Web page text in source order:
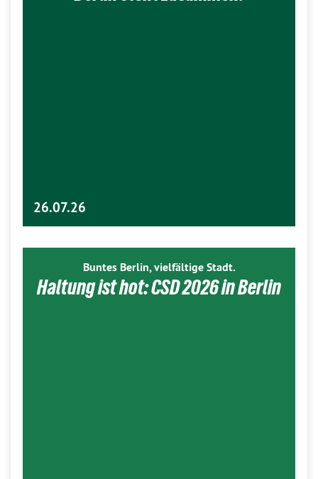
26.07.26
Buntes Berlin, vielfältige Stadt.
Haltung ist hot: CSD 2026 in Berlin